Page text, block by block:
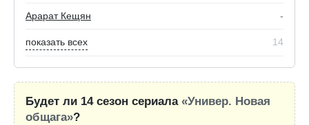
Арарат Кещян -
показать всех 14
Будет ли 14 сезон сериала «Универ. Новая
общага»?